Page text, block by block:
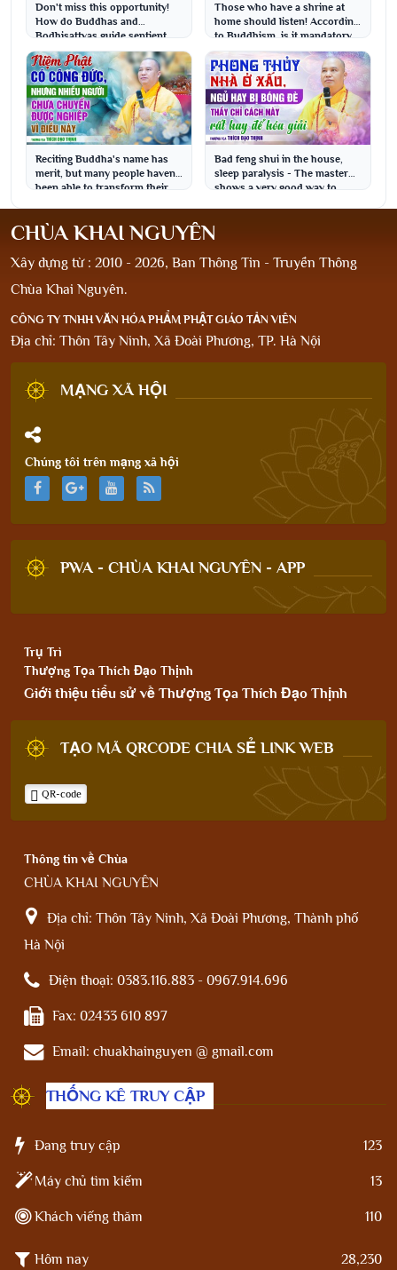
Don't miss this opportunity!
How do Buddhas and
Bodhisattvas guide sentient
beings? | Venerable T...
Those who have a shrine at
home should listen! According
to Buddhism, is it mandatory
to dismantl...
Reciting Buddha's name has
merit, but many people haven't
been able to transform their
Bad feng shui in the house,
sleep paralysis - The master
shows a very good way to
CHÙA KHAI NGUYÊN
Xây dựng từ : 2010 - 2026, Ban Thông Tin - Truyền Thông
Chùa Khai Nguyên.
CÔNG TY TNHH VĂN HÓA PHẨM PHẬT GIÁO TẢN VIÊN
Địa chỉ: Thôn Tây Ninh, Xã Đoài Phương, TP. Hà Nội
MẠNG XÃ HỘI
Chúng tôi trên mạng xã hội
PWA - CHÙA KHAI NGUYÊN - APP
Trụ Trì
Thượng Tọa Thích Đạo Thịnh
Giới thiệu tiểu sử về Thượng Tọa Thích Đạo Thịnh
TẠO MÃ QRCODE CHIA SẺ LINK WEB
QR-code
Thông tin về Chùa
CHÙA KHAI NGUYÊN
Địa chỉ: Thôn Tây Ninh, Xã Đoài Phương, Thành phố
Hà Nội
Điện thoại: 0383.116.883 - 0967.914.696
Fax: 02433 610 897
Email: chuakhainguyen @ gmail.com
THỐNG KÊ TRUY CẬP
Đang truy cập 123
Máy chủ tìm kiếm 13
Khách viếng thăm 110
Hôm nay 28,230